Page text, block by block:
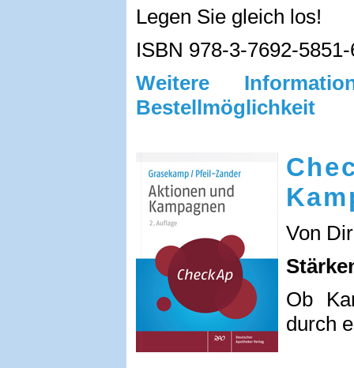
Legen Sie gleich los!
ISBN 978-3-7692-
Weitere
Bestellmöglichkeit
Von
Ob
durch